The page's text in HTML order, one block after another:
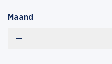
Maand
—